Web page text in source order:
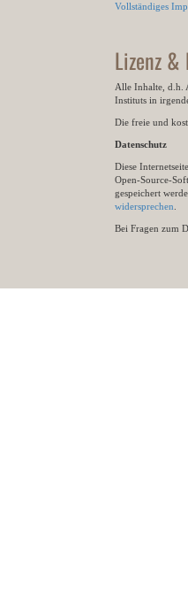
Vollständiges
Lizenz &
Alle Inhalte, d.h.
Instituts in
Die freie und
Datenschutz
Diese
Open-Source-
gespeichert
widersprechen
Bei Fragen zum